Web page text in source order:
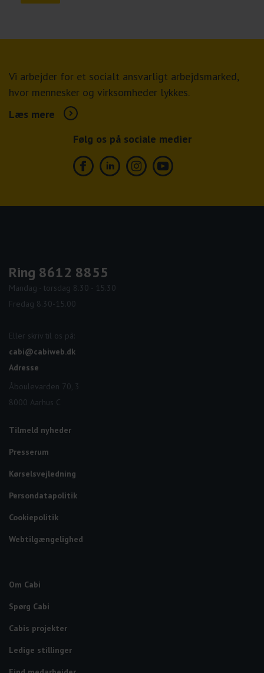
Vi arbejder for et socialt ansvarligt arbejdsmarked,
hvor mennesker og virksomheder lykkes.
Læs mere
Følg os på sociale medier
Ring 8612 8855
Mandag - torsdag 8.30 - 15.30
Fredag 8.30-15.00
Eller skriv til os på:
cabi@cabiweb.dk
Adresse
Åboulevarden 70, 3
8000 Aarhus C
Tilmeld nyheder
Presserum
Kørselsvejledning
Persondatapolitik
Cookiepolitik
Webtilgængelighed
Om Cabi
Spørg Cabi
Cabis projekter
Ledige stillinger